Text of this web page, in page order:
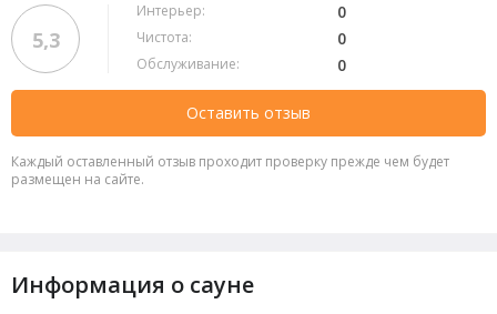
5,3
Интерьер: 0
Чистота: 0
Обслуживание: 0
Оставить отзыв
Каждый оставленный отзыв проходит проверку прежде чем будет
размещен на сайте.
Информация о сауне